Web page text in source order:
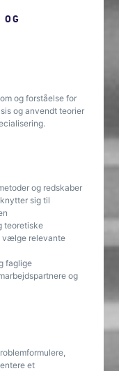
og forståelse for
og anvendt teorier
og redskaber
sig til
teoretiske
vælge relevante
faglige
og
et